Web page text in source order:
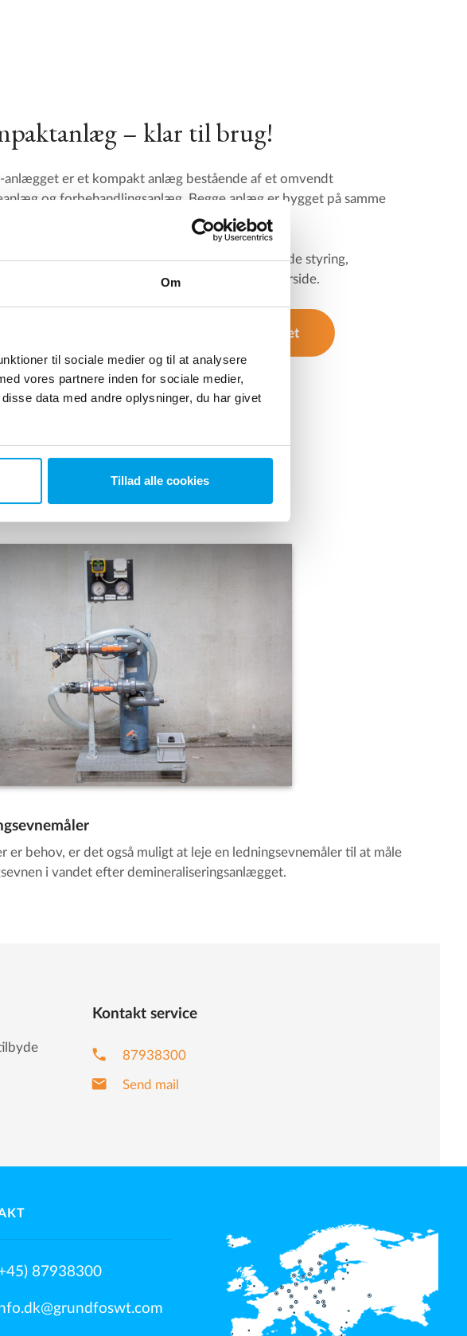
Om
til sociale medier og til at analysere
vores partnere inden for sociale medier,
data med andre oplysninger, du har givet
Tillad alle cookies
– klar til brug!
anlægget er et kompakt anlæg bestående af et omvendt
og forbehandlingsanlæg. Begge anlæg er bygget på samme
af kompaktanlægget er brugervenligt, da både styring,
og manometre kan betjenes fra anlæggets forside.
Kontakt os for yderligere specifikation på anlægget
er behov, er det også muligt at leje en ledningsevnemåler til at måle
i vandet efter demineraliseringsanlægget.
Kontakt service
phone 87938300
mail Send mail
87938300